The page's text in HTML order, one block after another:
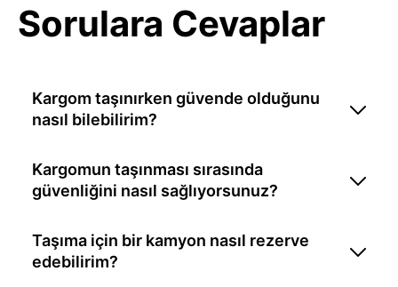
Sorulara Cevaplar
Kargom taşınırken güvende olduğunu
nasıl bilebilirim?
Kargomun taşınması sırasında
güvenliğini nasıl sağlıyorsunuz?
Taşıma için bir kamyon nasıl rezerve
edebilirim?